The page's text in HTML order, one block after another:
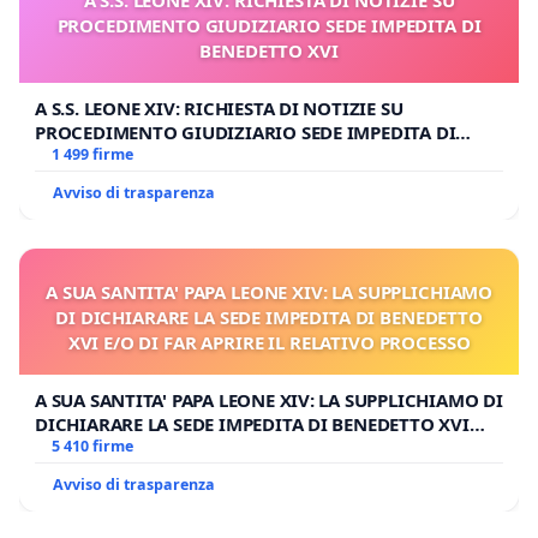
PROCEDIMENTO GIUDIZIARIO SEDE IMPEDITA DI
BENEDETTO XVI
A S.S. LEONE XIV: RICHIESTA DI NOTIZIE SU
PROCEDIMENTO GIUDIZIARIO SEDE IMPEDITA DI
BENEDETTO XVI
1 499 firme
Avviso di trasparenza
A SUA SANTITA' PAPA LEONE XIV: LA SUPPLICHIAMO
DI DICHIARARE LA SEDE IMPEDITA DI BENEDETTO
XVI E/O DI FAR APRIRE IL RELATIVO PROCESSO
A SUA SANTITA' PAPA LEONE XIV: LA SUPPLICHIAMO DI
DICHIARARE LA SEDE IMPEDITA DI BENEDETTO XVI
E/O DI FAR APRIRE IL RELATIVO PROCESSO
5 410 firme
Avviso di trasparenza